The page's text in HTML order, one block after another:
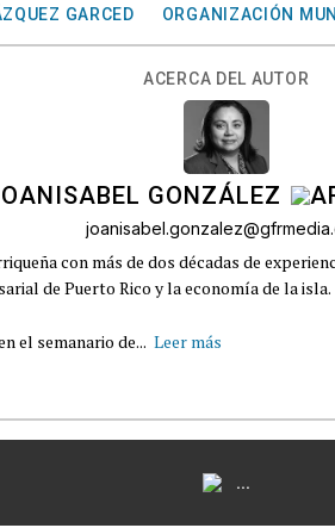
GARCED ORGANIZACIÓN
ACERCA DEL AUTOR
GONZÁLEZ
con más de dos décadas de
de Puerto Rico y la economía de la isla.
el semanario de... Leer más
...